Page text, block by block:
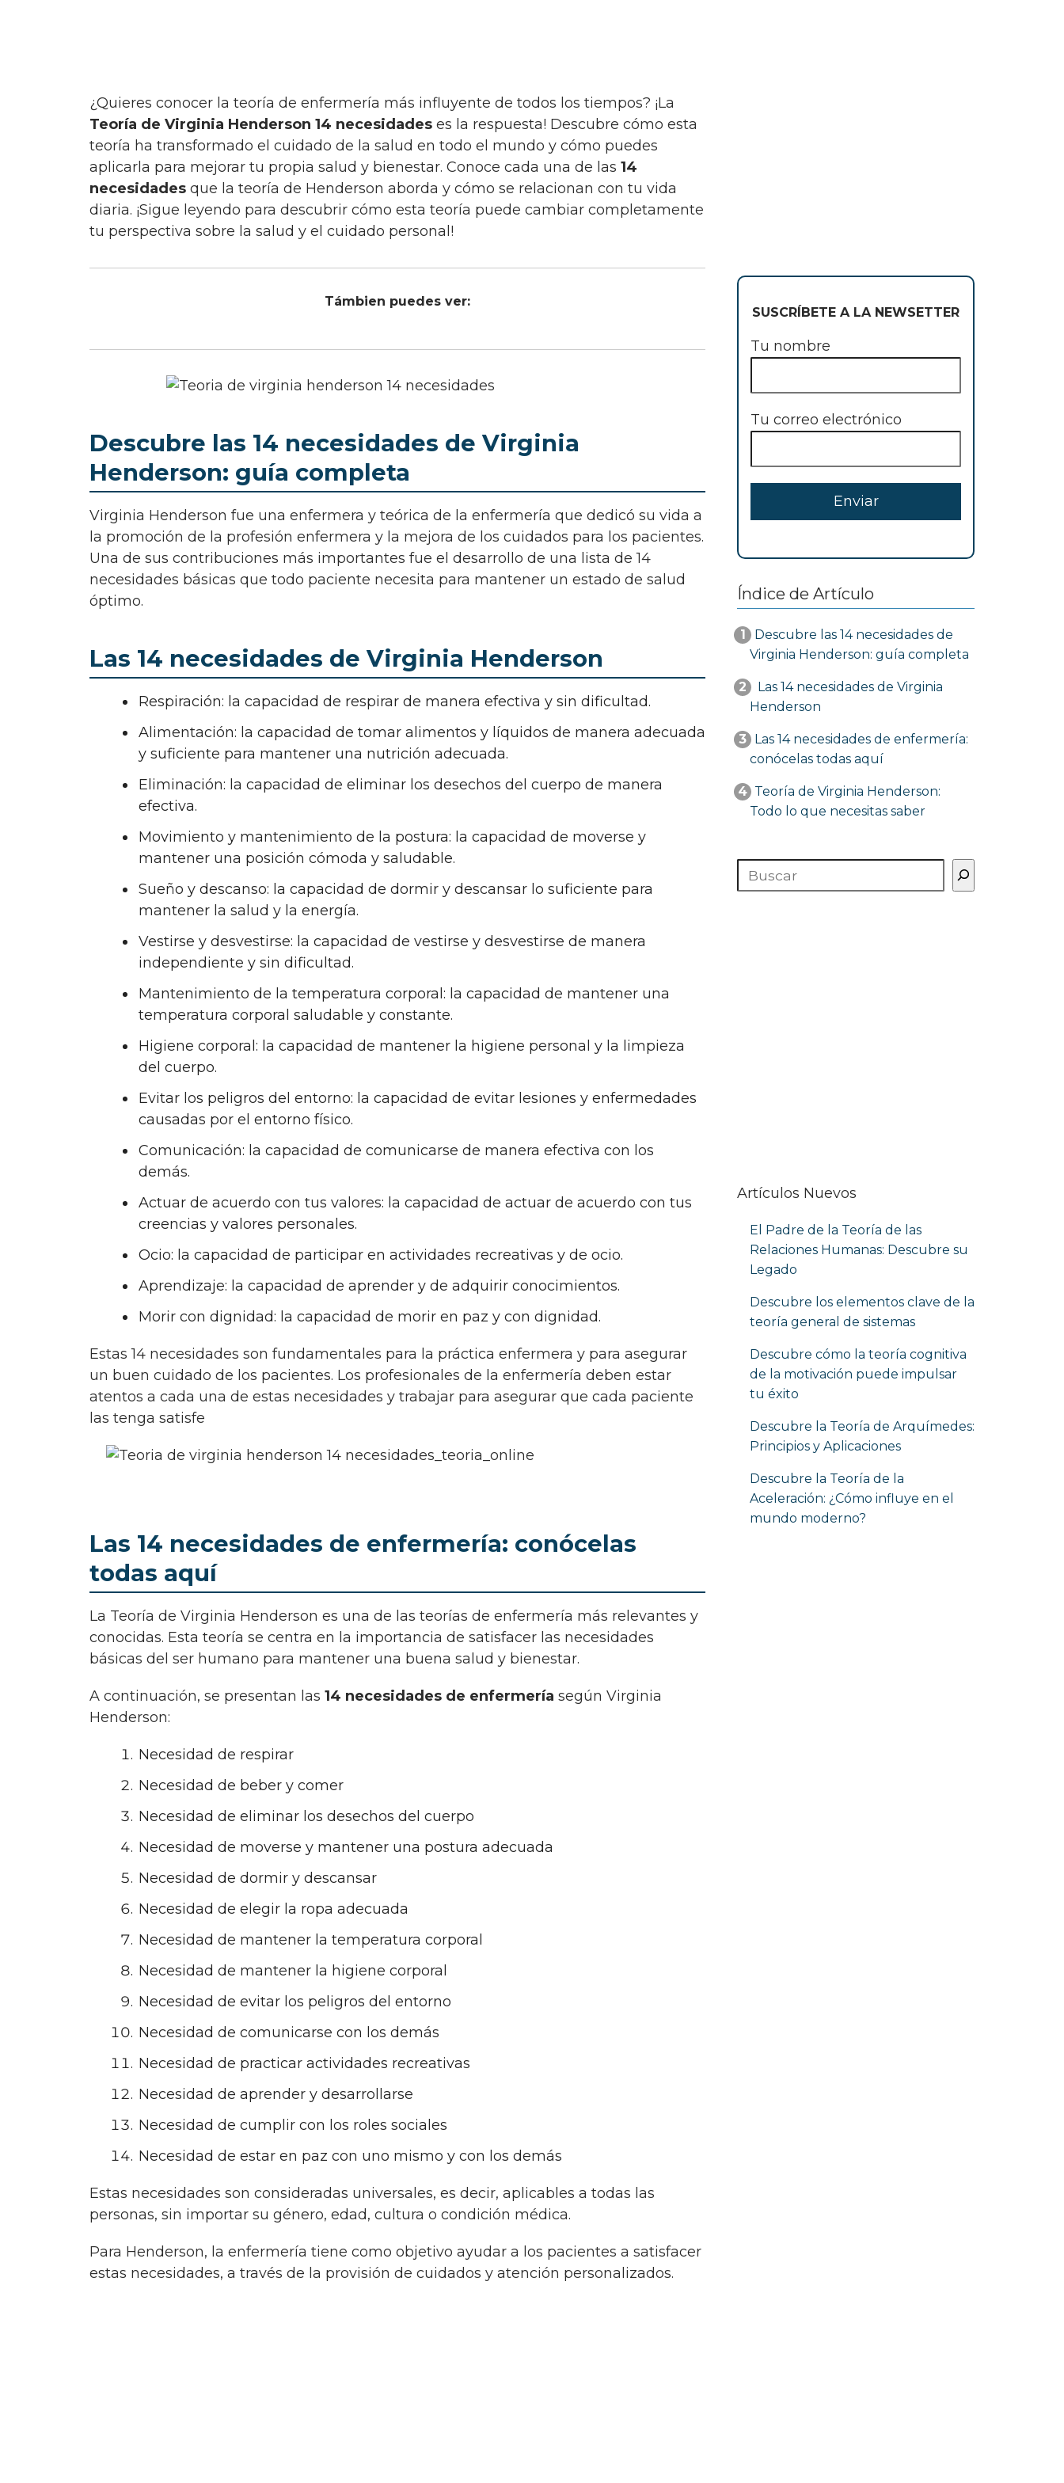
¿Quieres conocer la teoría de enfermería más influyente de todos los tiempos? ¡La
Teoría de Virginia Henderson 14 necesidades es la respuesta! Descubre cómo esta
teoría ha transformado el cuidado de la salud en todo el mundo y cómo puedes
aplicarla para mejorar tu propia salud y bienestar. Conoce cada una de las 14
necesidades que la teoría de Henderson aborda y cómo se relacionan con tu vida
diaria. ¡Sigue leyendo para descubrir cómo esta teoría puede cambiar completamente
tu perspectiva sobre la salud y el cuidado personal!
Támbien puedes ver:
Descubre las 14 necesidades de Virginia
Henderson: guía completa
Virginia Henderson fue una enfermera y teórica de la enfermería que dedicó su vida a
la promoción de la profesión enfermera y la mejora de los cuidados para los pacientes.
Una de sus contribuciones más importantes fue el desarrollo de una lista de 14
necesidades básicas que todo paciente necesita para mantener un estado de salud
óptimo.
Las 14 necesidades de Virginia Henderson
Respiración: la capacidad de respirar de manera efectiva y sin dificultad.
Alimentación: la capacidad de tomar alimentos y líquidos de manera adecuada
y suficiente para mantener una nutrición adecuada.
Eliminación: la capacidad de eliminar los desechos del cuerpo de manera
efectiva.
Movimiento y mantenimiento de la postura: la capacidad de moverse y
mantener una posición cómoda y saludable.
Sueño y descanso: la capacidad de dormir y descansar lo suficiente para
mantener la salud y la energía.
Vestirse y desvestirse: la capacidad de vestirse y desvestirse de manera
independiente y sin dificultad.
Mantenimiento de la temperatura corporal: la capacidad de mantener una
temperatura corporal saludable y constante.
Higiene corporal: la capacidad de mantener la higiene personal y la limpieza
del cuerpo.
Evitar los peligros del entorno: la capacidad de evitar lesiones y enfermedades
causadas por el entorno físico.
Comunicación: la capacidad de comunicarse de manera efectiva con los
demás.
Actuar de acuerdo con tus valores: la capacidad de actuar de acuerdo con tus
creencias y valores personales.
Ocio: la capacidad de participar en actividades recreativas y de ocio.
Aprendizaje: la capacidad de aprender y de adquirir conocimientos.
Morir con dignidad: la capacidad de morir en paz y con dignidad.
Estas 14 necesidades son fundamentales para la práctica enfermera y para asegurar
un buen cuidado de los pacientes. Los profesionales de la enfermería deben estar
atentos a cada una de estas necesidades y trabajar para asegurar que cada paciente
las tenga satisfe
Las 14 necesidades de enfermería: conócelas
todas aquí
La Teoría de Virginia Henderson es una de las teorías de enfermería más relevantes y
conocidas. Esta teoría se centra en la importancia de satisfacer las necesidades
básicas del ser humano para mantener una buena salud y bienestar.
A continuación, se presentan las 14 necesidades de enfermería según Virginia
Henderson:
Necesidad de respirar
Necesidad de beber y comer
Necesidad de eliminar los desechos del cuerpo
Necesidad de moverse y mantener una postura adecuada
Necesidad de dormir y descansar
Necesidad de elegir la ropa adecuada
Necesidad de mantener la temperatura corporal
Necesidad de mantener la higiene corporal
Necesidad de evitar los peligros del entorno
Necesidad de comunicarse con los demás
Necesidad de practicar actividades recreativas
Necesidad de aprender y desarrollarse
Necesidad de cumplir con los roles sociales
Necesidad de estar en paz con uno mismo y con los demás
Estas necesidades son consideradas universales, es decir, aplicables a todas las
personas, sin importar su género, edad, cultura o condición médica.
Para Henderson, la enfermería tiene como objetivo ayudar a los pacientes a satisfacer
estas necesidades, a través de la provisión de cuidados y atención personalizados.
SUSCRÍBETE A LA NEWSETTER
Tu nombre
Tu correo electrónico
Índice de Artículo
1
Descubre las 14 necesidades de
Virginia Henderson: guía completa
2
Las 14 necesidades de Virginia
Henderson
3 Las 14 necesidades de enfermería:
conócelas todas aquí
4 Teoría de Virginia Henderson:
Todo lo que necesitas saber
Buscar
Artículos Nuevos
El Padre de la Teoría de las
Relaciones Humanas: Descubre su
Legado
Descubre los elementos clave de la
teoría general de sistemas
Descubre cómo la teoría cognitiva
de la motivación puede impulsar
tu éxito
Descubre la Teoría de Arquímedes:
Principios y Aplicaciones
Descubre la Teoría de la
Aceleración: ¿Cómo influye en el
mundo moderno?